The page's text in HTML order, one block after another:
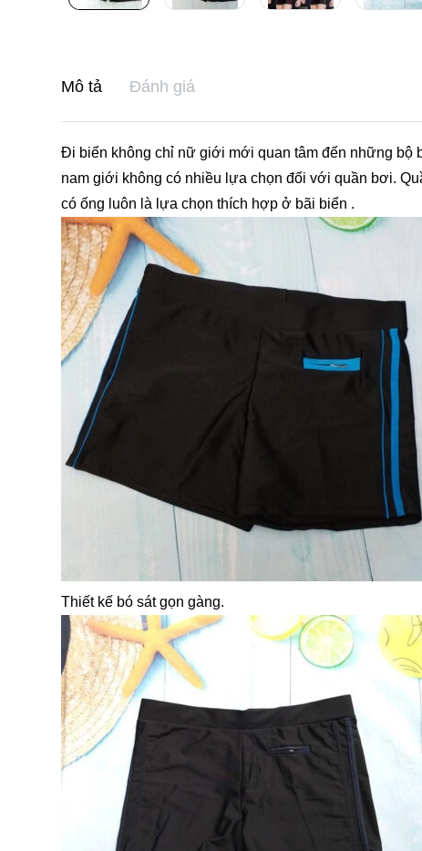
Mô tả Đánh giá
Đi biển không chỉ nữ giới mới quan tâm đến những bộ
nam giới không có nhiều lựa chọn đối với quần bơi.
có ống luôn là lựa chọn thích hợp ở bãi biển .
Thiết kế bó sát gọn gàng.